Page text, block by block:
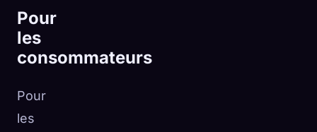
Pour
les
consommateurs
Pour
les